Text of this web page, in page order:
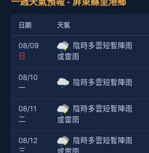
日期 天氣
08/09
日
陰時多雲短暫陣雨
或雷雨
08/10
一
陰時多雲短暫陣雨
08/11
二
陰時多雲短暫陣雨
或雷雨
08/12
三
陰時多雲短暫陣雨